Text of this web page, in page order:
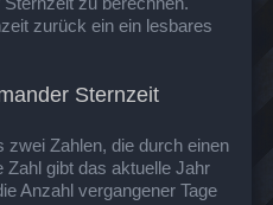
zurück ein ein lesbares
Sternzeit
zwei Zahlen, die durch einen
Zahl gibt das aktuelle Jahr
Anzahl vergangener Tage